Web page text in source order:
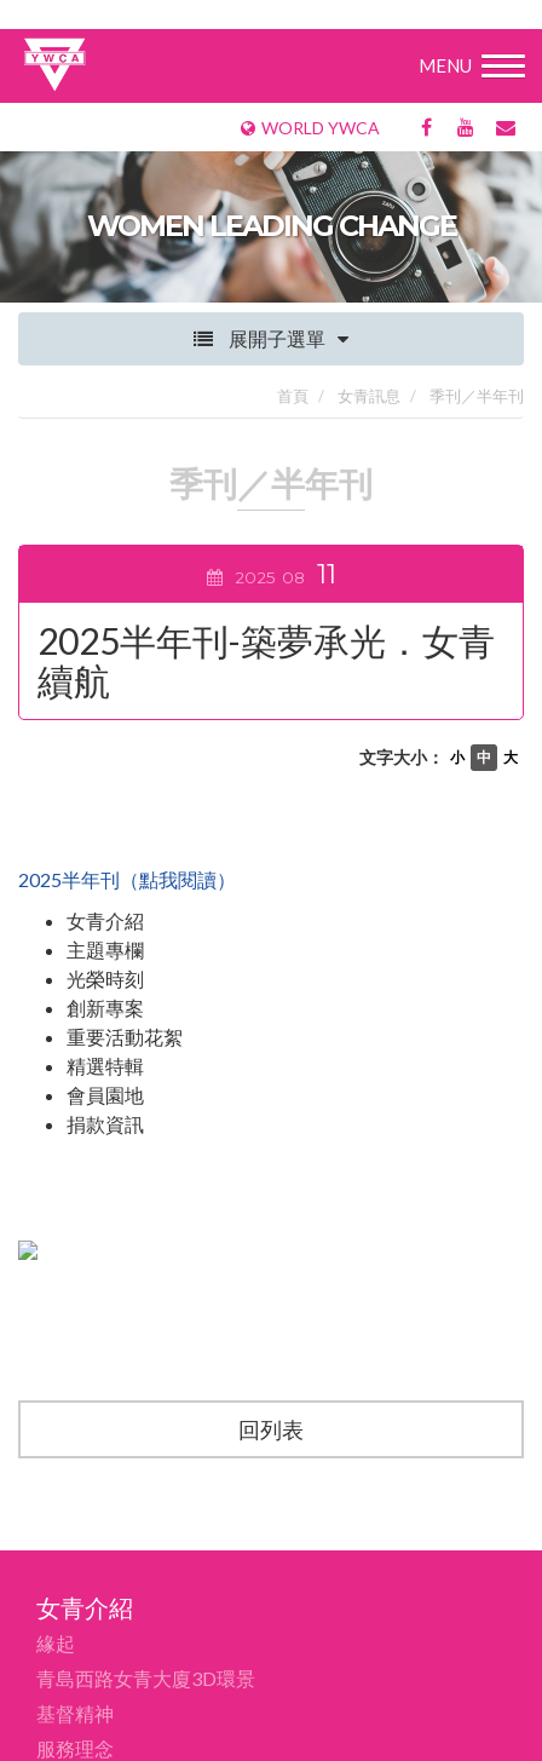
MENU
WORLD YWCA
WOMEN LEADING CHANGE
展開子選單
首頁 女青訊息 季刊／半年刊
季刊／半年刊
2025 08 11
2025半年刊-築夢承光．女青
續航
大
中
小
文字大小：
2025半年刊（點我閱讀）
女青介紹
主題專欄
光榮時刻
創新專案
重要活動花絮
精選特輯
會員園地
捐款資訊
回列表
女青介紹
緣起
青島西路女青大廈3D環景
基督精神
服務理念